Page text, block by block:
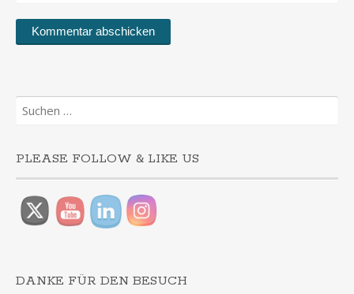
Suchen
nach:
PLEASE FOLLOW & LIKE US
DANKE FÜR DEN BESUCH